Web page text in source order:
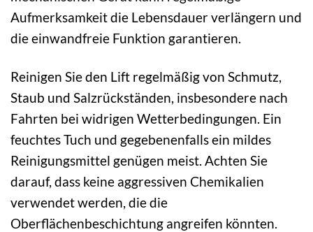
Aufmerksamkeit die Lebensdauer verlängern und
die einwandfreie Funktion garantieren.
Reinigen Sie den Lift regelmäßig von Schmutz,
Staub und Salzrückständen, insbesondere nach
Fahrten bei widrigen Wetterbedingungen. Ein
feuchtes Tuch und gegebenenfalls ein mildes
Reinigungsmittel genügen meist. Achten Sie
darauf, dass keine aggressiven Chemikalien
verwendet werden, die die
Oberflächenbeschichtung angreifen könnten.